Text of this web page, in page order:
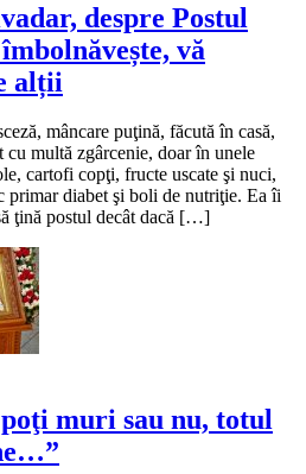
despre Postul
vă
alții
mâncare puţină, făcută în casă,
cu multă zgârcenie, doar în unele
cartofi copţi, fructe uscate şi nuci,
primar diabet şi boli de nutriţie. Ea îi
ţină postul decât dacă […]
muri sau nu, totul